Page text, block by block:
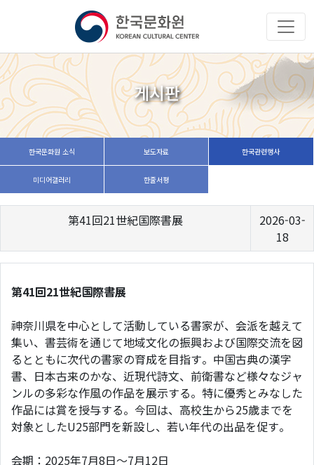
게시판
한국문화원 소식 보도자료 한국관련행사
미디어갤러리 한줄서평
第41回21世紀国際書展
2026-03-
18
第41回21世紀国際書展
神奈川県を中心として活動している書家が、会派を越えて
集い、書芸術を通じて地域文化の振興および国際交流を図
るとともに次代の書家の育成を目指す。中国古典の漢字
書、日本古来のかな、近現代詩文、前衛書など様々なジャ
ンルの多彩な作風の作品を展示する。特に優秀とみなした
作品には賞を授与する。今回は、高校生から25歳までを
対象としたU25部門を新設し、若い年代の出品を促す。
会期：2025年7月8日～7月12日